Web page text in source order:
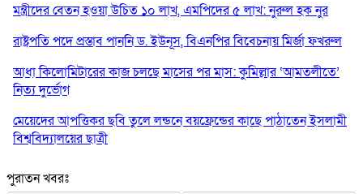
মন্ত্রীদের বেতন হওয়া উচিত ১০ লাখ, এমপিদের ৫ লাখ: নুরুল হক নুর
রাষ্ট্রপতি পদে প্রস্তাব পাননি ড. ইউনূস, বিএনপির বিবেচনায় মির্জা ফখরুল
আধা কিলোমিটারের কাজ চলছে মাসের পর মাস: কুমিল্লার ‘আমতলীতে’
নিত্য দুর্ভোগ
মেয়েদের আপত্তিকর ছবি তুলে লন্ডনে বয়ফ্রেন্ডের কাছে পাঠাতেন ইসলামী
বিশ্ববিদ্যালয়ের ছাত্রী
পুলিশকে পিটিয়ে রক্তাক্ত করেছি এ দৃশ্য কি আপনারা দেখেননি: এনসিপি
নেতা
পুরাতন খবরঃ